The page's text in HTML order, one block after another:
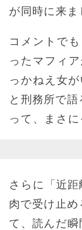
が同時に来ま
コメントで
ったマフィ
っかねえ女
と刑務所で
って、まさに
さらに「近
肉で受け止
て、読んだ